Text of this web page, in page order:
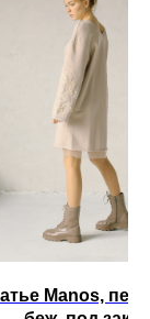
Manos,